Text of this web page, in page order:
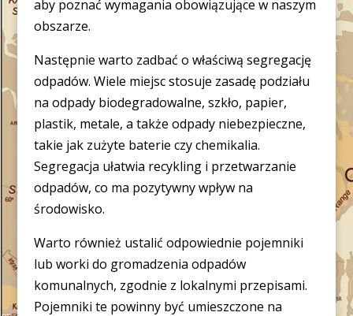
aby poznać wymagania obowiązujące w naszym
obszarze.
Następnie warto zadbać o właściwą segregację
odpadów. Wiele miejsc stosuje zasadę podziału
na odpady biodegradowalne, szkło, papier,
plastik, metale, a także odpady niebezpieczne,
takie jak zużyte baterie czy chemikalia.
Segregacja ułatwia recykling i przetwarzanie
odpadów, co ma pozytywny wpływ na
środowisko.
Warto również ustalić odpowiednie pojemniki
lub worki do gromadzenia odpadów
komunalnych, zgodnie z lokalnymi przepisami.
Pojemniki te powinny być umieszczone na